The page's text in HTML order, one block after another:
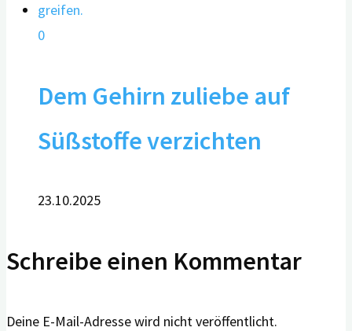
0
Dem Gehirn zuliebe auf
Süßstoffe verzichten
23.10.2025
Schreibe einen Kommentar
Deine E-Mail-Adresse wird nicht veröffentlicht.